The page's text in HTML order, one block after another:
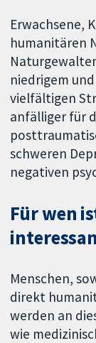
Erwachsene,
humanitären
niedrigem
vielfältigen
anfälliger für
schweren
negativen
Für wen
Menschen,
direkt
werden an
wie